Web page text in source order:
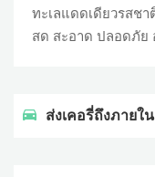
ทะเลแดดเดียวรสช
สด สะอาด ปลอดภัย
ส่งเคอรี่ถึงภายใ